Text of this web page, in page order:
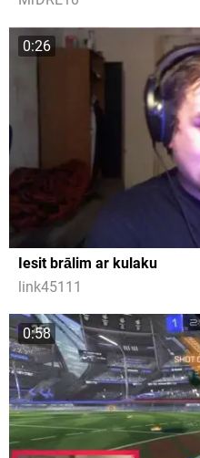
0:26
Iesit brālim ar kulaku
link45111
0:58